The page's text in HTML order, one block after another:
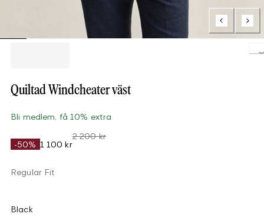
Quiltad Windcheater väst
Bli medlem, få 10% extra
-50% 1 100 kr
2 200 kr
Regular Fit
Black